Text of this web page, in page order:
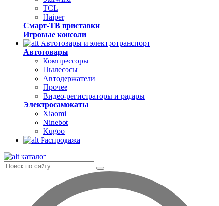
TCL
Haiper
Смарт-ТВ приставки
Игровые консоли
Автотовары и электротранспорт
Автотовары
Компрессоры
Пылесосы
Автодержатели
Прочее
Видео-регистраторы и радары
Электросамокаты
Xiaomi
Ninebot
Kugoo
Распродажа
каталог